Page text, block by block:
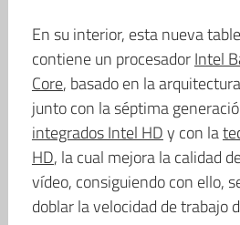
En su interior, esta nueva
contiene un procesadorIntel
Core, basado en la
junto con la séptima
integrados Intel HDy con la
HD, la cual mejora la calidad
vídeo, consiguiendo con ello,
doblar la velocidad de trabajo